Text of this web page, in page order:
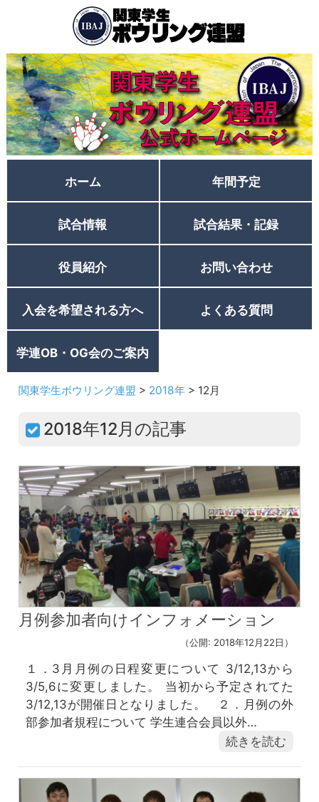
ホーム 年間予定
試合情報 試合結果・記録
役員紹介 お問い合わせ
入会を希望される方へ よくある質問
学連OB・OG会のご案内
関東学生ボウリング連盟 > 2018年 > 12月
2018年12月の記事
月例参加者向けインフォメーション
（公開: 2018年12月22日）
１．3月月例の日程変更について 3/12,13から
3/5,6に変更しました。 当初から予定されてた
3/12,13が開催日となりました。 ２．月例の外
部参加者規程について 学生連合会員以外…
続きを読む